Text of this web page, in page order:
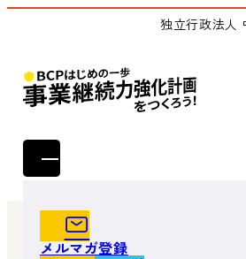
独立行政法人
メルマガ登録
トップ
よくあるご質問
設備の修繕等を行った場合は税制